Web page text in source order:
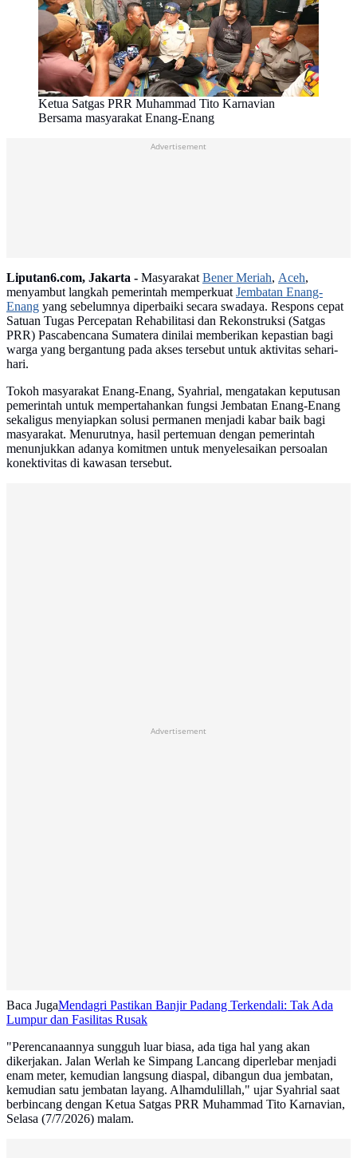
Ketua Satgas PRR Muhammad Tito Karnavian
Bersama masyarakat Enang-Enang
Advertisement
Liputan6.com, Jakarta - MasyarakatBener Meriah, Aceh,
menyambut langkah pemerintah memperkuatJembatan Enang-
Enang yang sebelumnya diperbaiki secara swadaya. Respons cepat
Satuan Tugas Percepatan Rehabilitasi dan Rekonstruksi (Satgas
PRR) Pascabencana Sumatera dinilai memberikan kepastian bagi
warga yang bergantung pada akses tersebut untuk aktivitas sehari-
hari.
Tokoh masyarakat Enang-Enang, Syahrial, mengatakan keputusan
pemerintah untuk mempertahankan fungsi Jembatan Enang-Enang
sekaligus menyiapkan solusi permanen menjadi kabar baik bagi
masyarakat. Menurutnya, hasil pertemuan dengan pemerintah
menunjukkan adanya komitmen untuk menyelesaikan persoalan
konektivitas di kawasan tersebut.
Advertisement
Baca JugaMendagri Pastikan Banjir Padang Terkendali: Tak Ada
Lumpur dan Fasilitas Rusak
"Perencanaannya sungguh luar biasa, ada tiga hal yang akan
dikerjakan. Jalan Werlah ke Simpang Lancang diperlebar menjadi
enam meter, kemudian langsung diaspal, dibangun dua jembatan,
kemudian satu jembatan layang. Alhamdulillah," ujar Syahrial saat
berbincang dengan Ketua Satgas PRR Muhammad Tito Karnavian,
Selasa (7/7/2026) malam.